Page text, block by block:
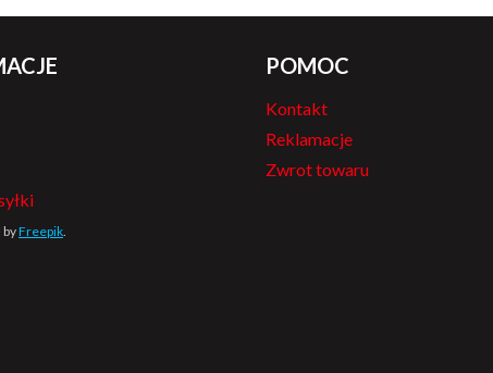
byFreepik
POMOC
Kontakt
Reklamacje
Zwrot towaru